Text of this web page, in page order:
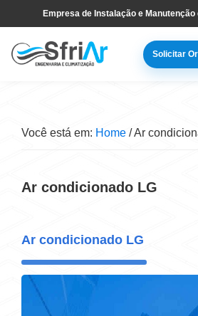
para
navegação
to
main
Empresa de Instalação e
Solicitar
Você está em: Home /Ar
Ar condicionado LG
Ar condicionado LG